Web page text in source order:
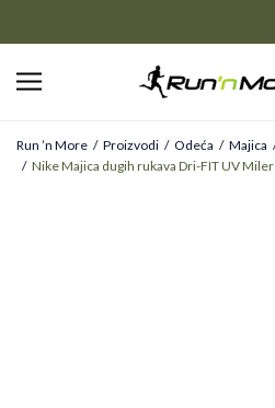
Run ’n More Proizvodi Odeća Majica
Nike Majica dugih rukava Dri-FIT UV Miler